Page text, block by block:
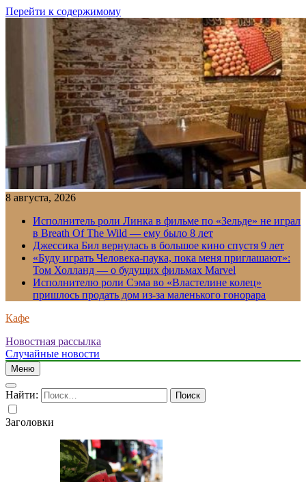
Перейти к содержимому
8 августа, 2026
Исполнитель роли Линка в фильме по «Зельде» не играл
в Breath Of The Wild — ему было 8 лет
Джессика Бил вернулась в большое кино спустя 9 лет
«Буду играть Человека-паука, пока меня приглашают»:
Том Холланд — о будущих фильмах Marvel
Исполнителю роли Сэма во «Властелине колец»
пришлось продать дом из-за маленького гонорара
Кафе
Новостная рассылка
Случайные новости
Меню
Найти:
Заголовки